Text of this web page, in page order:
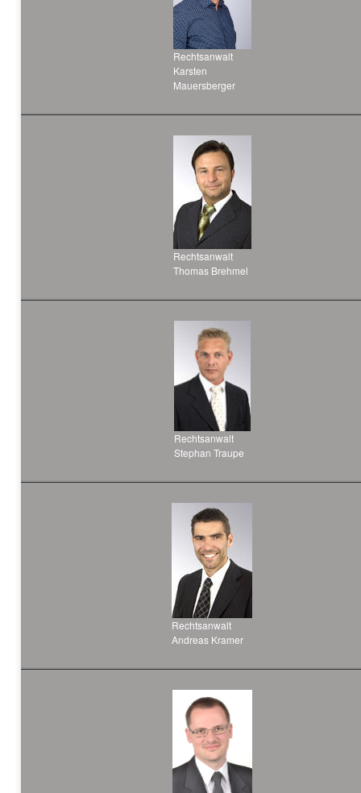
Rechtsanwalt
Karsten
Mauersberger
Rechtsanwalt
Thomas Brehmel
Rechtsanwalt
Stephan Traupe
Rechtsanwalt
Andreas Kramer